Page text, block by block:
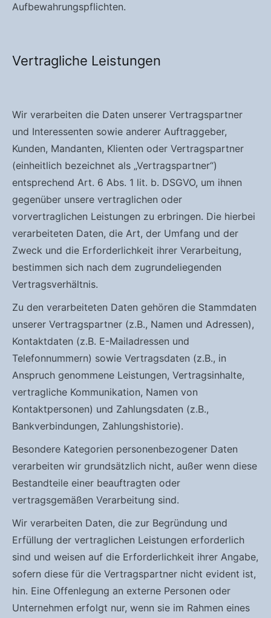
Aufbewahrungspflichten.
Vertragliche Leistungen
Wir verarbeiten die Daten unserer Vertragspartner
und Interessenten sowie anderer Auftraggeber,
Kunden, Mandanten, Klienten oder Vertragspartner
(einheitlich bezeichnet als „Vertragspartner“)
entsprechend Art. 6 Abs. 1 lit. b. DSGVO, um ihnen
gegenüber unsere vertraglichen oder
vorvertraglichen Leistungen zu erbringen. Die hierbei
verarbeiteten Daten, die Art, der Umfang und der
Zweck und die Erforderlichkeit ihrer Verarbeitung,
bestimmen sich nach dem zugrundeliegenden
Vertragsverhältnis.
Zu den verarbeiteten Daten gehören die Stammdaten
unserer Vertragspartner (z.B., Namen und Adressen),
Kontaktdaten (z.B. E-Mailadressen und
Telefonnummern) sowie Vertragsdaten (z.B., in
Anspruch genommene Leistungen, Vertragsinhalte,
vertragliche Kommunikation, Namen von
Kontaktpersonen) und Zahlungsdaten (z.B.,
Bankverbindungen, Zahlungshistorie).
Besondere Kategorien personenbezogener Daten
verarbeiten wir grundsätzlich nicht, außer wenn diese
Bestandteile einer beauftragten oder
vertragsgemäßen Verarbeitung sind.
Wir verarbeiten Daten, die zur Begründung und
Erfüllung der vertraglichen Leistungen erforderlich
sind und weisen auf die Erforderlichkeit ihrer Angabe,
sofern diese für die Vertragspartner nicht evident ist,
hin. Eine Offenlegung an externe Personen oder
Unternehmen erfolgt nur, wenn sie im Rahmen eines